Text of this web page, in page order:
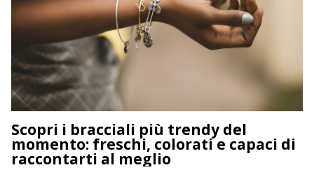
Scopri i bracciali più trendy del
momento: freschi, colorati e capaci di
raccontarti al meglio